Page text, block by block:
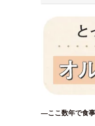
―ここ数年で食事